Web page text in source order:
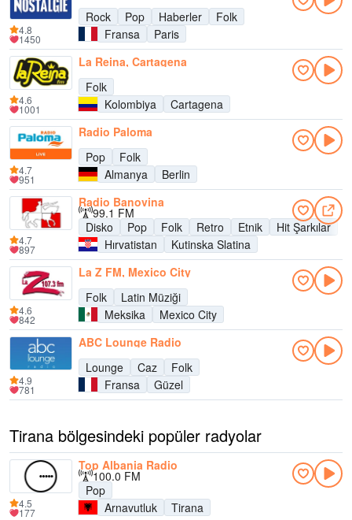
Rock
Pop Haberler
Folk
Fransa
Paris
4.8
1450
La Reina, Cartagena
Folk
Kolombiya
Cartagena
4.6
1001
Radio Paloma
Pop
Folk
Almanya
Berlin
4.7
951
Radio Banovina
99.1 FM
Disko
Pop Folk Retro Etnik
Hit Şarkılar
Hırvatistan
Kutinska Slatina
4.7
897
La Z FM, Mexico City
Folk
Latin Müziği
Meksika
Mexico City
4.6
842
ABC Lounge Radio
Lounge
Caz
Folk
Fransa
Güzel
4.9
781
Tirana bölgesindeki popüler radyolar
Top Albania Radio
100.0 FM
Pop
Arnavutluk
Tirana
4.5
177